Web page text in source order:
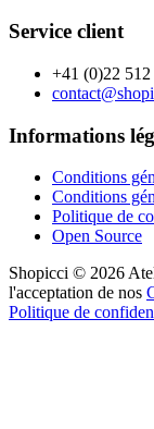
Service client
+41 (0)22
Informations
Conditions
Conditions
Politique de
Open Source
Shopicci © 2026
l'acceptation de nos
Politique de